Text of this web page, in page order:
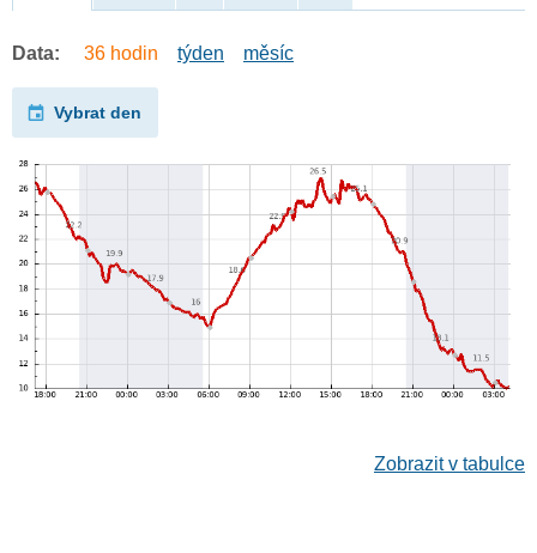
Data: 36 hodin týden měsíc
Vybrat den
Zobrazit v tabulce